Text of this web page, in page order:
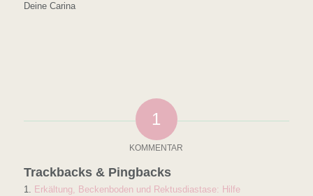
Deine Carina
1
KOMMENTAR
Trackbacks & Pingbacks
Erkältung, Beckenboden und Rektusdiastase: Hilfe